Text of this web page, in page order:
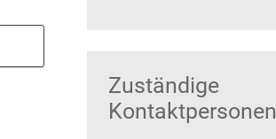
Zuständige
Kontaktpersonen